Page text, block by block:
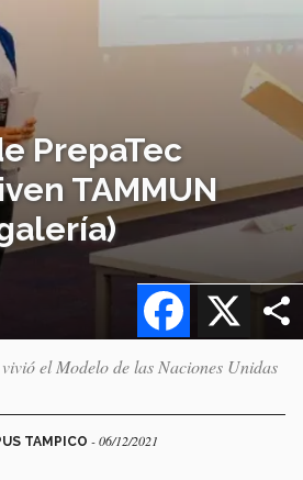
PrepaTec
TAMMUN
X
Facebook
el Modelo de las Naciones Unidas
TAMPICO - 06/12/2021